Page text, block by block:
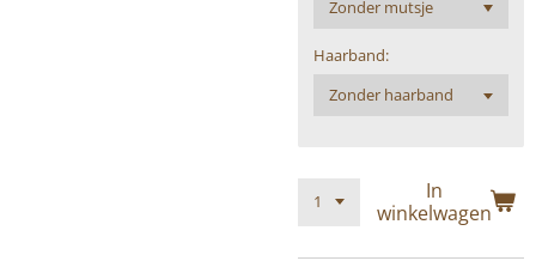
Haarband:
In
winkelwagen